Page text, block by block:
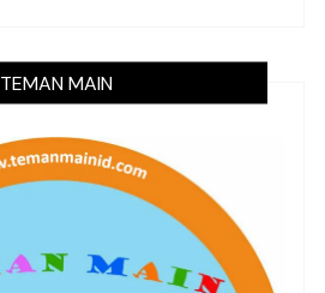
TEMAN MAIN